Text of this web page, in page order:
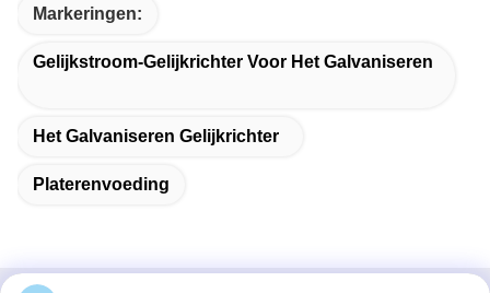
Markeringen:
Gelijkstroom-Gelijkrichter Voor Het Galvaniseren
Het Galvaniseren Gelijkrichter
Platerenvoeding